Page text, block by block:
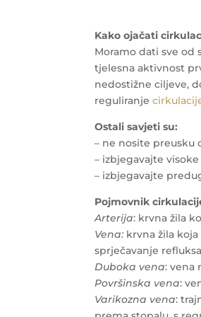
Kako ojačati
Moramo dati sve od
tjelesna aktivnost
nedostižne ciljeve,
reguliranje
Ostali savjeti su:
– ne nosite preusku
– izbjegavajte
– izbjegavajte
Pojmovnik
Arterija: krvna žila
Vena: krvna žila
sprječavanje
Duboka vena: vena
Površinska vena:
Varikozna vena: